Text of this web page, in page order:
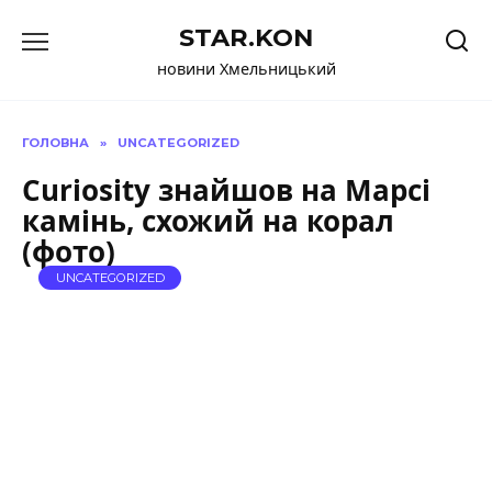
до
STAR.KON
новини Хмельницький
ГОЛОВНА » UNCATEGORIZED
Curiosity знайшов на Марсі
камінь, схожий на корал
(фото)
UNCATEGORIZED